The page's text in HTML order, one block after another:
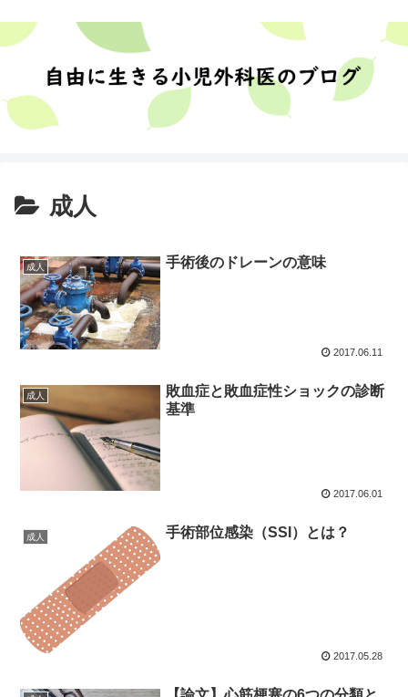
成人
成人 手術後のドレーンの意味
2017.06.11
成人
敗血症と敗血症性ショックの診断
基準
2017.06.01
成人 手術部位感染（SSI）とは？
2017.05.28